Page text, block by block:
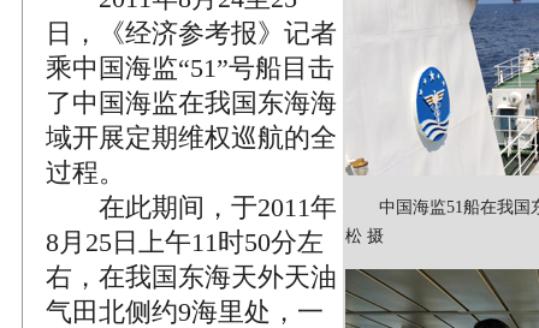
中国海监51船在我国
松 摄
日，《经济参考报》记者
乘中国海监“51”号船目击
了中国海监在我国东海海
域开展定期维权巡航的全
过程。
在此期间，于2011年
8月25日上午11时50分左
右，在我国东海天外天油
气田北侧约9海里处，一